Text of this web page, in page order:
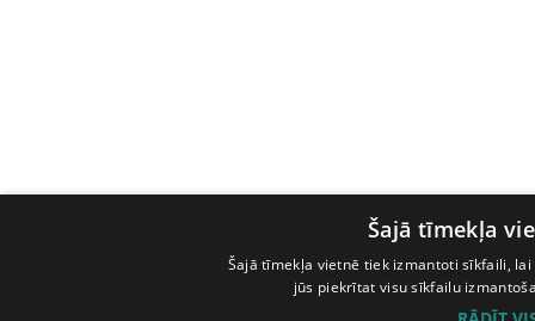
Šajā tīmekļa
Šajā tīmekļa vietnē tiek izmantoti sīkfaili,
jūs piekrītat visu sīkfailu